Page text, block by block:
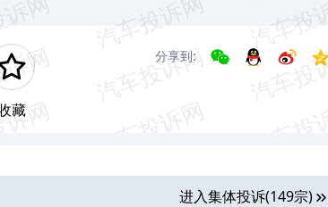
藏
分享到:
进入集体投诉(149宗)